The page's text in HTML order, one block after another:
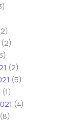
(2)
(2)
(5)
(1)
(4)
(8)